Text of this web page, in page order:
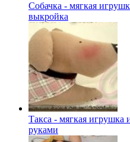
Собачка - мягкая
выкройка
Такса - мягкая игрушка
руками